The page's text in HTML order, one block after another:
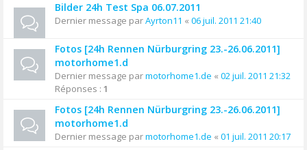
Bilder 24h Test Spa 06.07.2011
Dernier message parAyrton11 « 06 juil. 2011 21:40
Fotos [24h Rennen Nürburgring 23.-26.06.2011]
motorhome1.d
Dernier message parmotorhome1.de « 02 juil. 2011 21:32
Réponses : 1
Fotos [24h Rennen Nürburgring 23.-26.06.2011]
motorhome1.d
Dernier message parmotorhome1.de « 01 juil. 2011 20:17